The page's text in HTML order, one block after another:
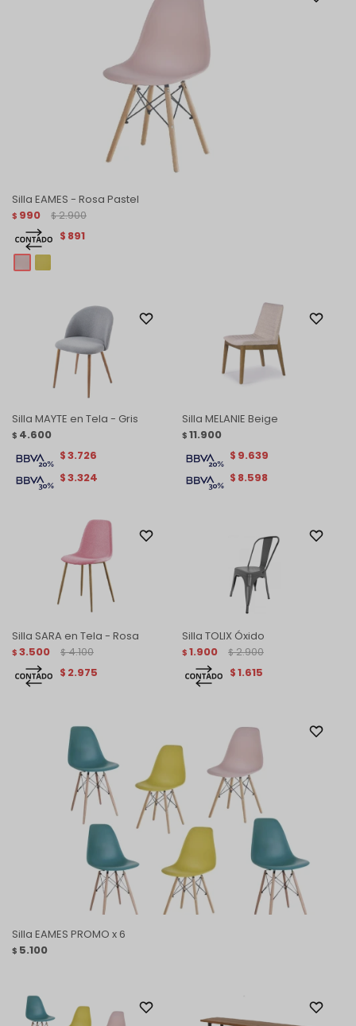
Silla EAMES - Rosa Pastel
$ 990 $ 2.900
$ 891
Silla MAYTE en Tela - Gris
$ 4.600
$3.324
$3.726
Silla MELANIE Beige
$ 11.900
$ 8.598
$ 9.639
Silla SARA en Tela - Rosa
$ 3.500 $ 4.100
$ 2.975
Silla TOLIX Óxido
$ 1.900 $ 2.900
$1.615
Silla EAMES PROMO x 6
$ 5.100